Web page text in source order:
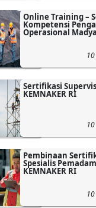
Online Training –
Kompetensi
Operasional
Sertifikasi
KEMNAKER RI
Pembinaan
Spesialis
KEMNAKER RI